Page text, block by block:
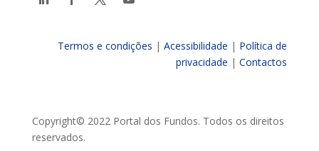
Termos e condições |Acessibilidade | Política de
privacidade |Contactos
Copyright© 2022 Portal dos Fundos. Todos os direitos
reservados.